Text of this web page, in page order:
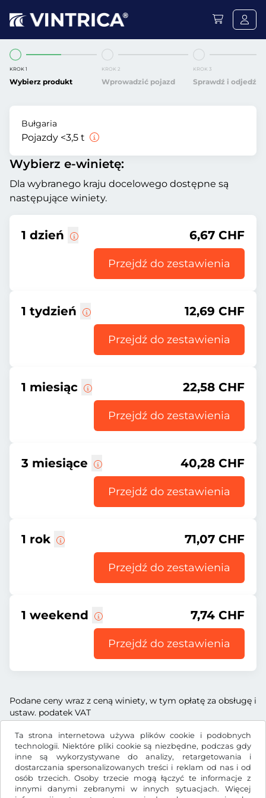
Ta strona internetowa używa plików cookie i podobnych
technologii. Niektóre pliki cookie są niezbędne, podczas gdy
inne są wykorzystywane do analizy, retargetowania i
dostarczania spersonalizowanych treści i reklam od nas i od
osób trzecich. Osoby trzecie mogą łączyć te informacje z
innymi danymi zebranymi w innych sytuacjach. Więcej
KROK 1
Wybierz produkt
KROK 2
Wprowadzić pojazd
KROK 3
Sprawdź i odjedź
Bułgaria
Pojazdy <3,5 t
Wybierz e-winietę:
Dla wybranego kraju docelowego dostępne są
następujące winiety.
1 dzień 6,67 CHF
Przejdź do zestawienia
1 tydzień 12,69 CHF
Przejdź do zestawienia
1 miesiąc 22,58 CHF
Przejdź do zestawienia
3 miesiące 40,28 CHF
Przejdź do zestawienia
1 rok 71,07 CHF
Przejdź do zestawienia
1 weekend 7,74 CHF
Przejdź do zestawienia
Podane ceny wraz z ceną winiety, w tym opłatę za obsługę i
ustaw. podatek VAT
CHF